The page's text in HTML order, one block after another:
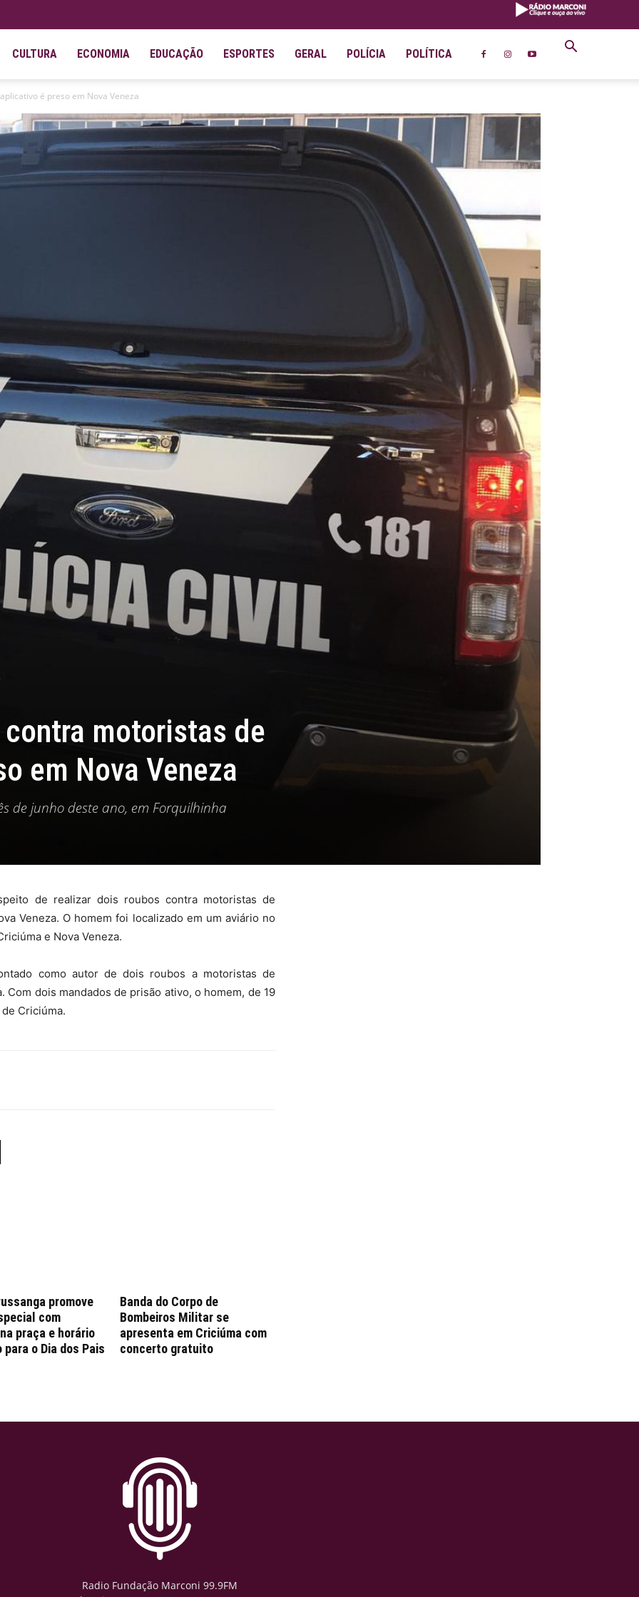
CULTURA ECONOMIA EDUCAÇÃO ESPORTES GERAL POLÍCIA POLÍTICA
é preso em Nova Veneza
motoristas de
em Nova Veneza
de junho deste ano, em Forquilhinha
de realizar dois roubos contra motoristas de
Veneza. O homem foi localizado em um aviário no
e Nova Veneza.
como autor de dois roubos a motoristas de
dois mandados de prisão ativo, o homem, de 19
Criciúma.
promove
com
praça e horário
o Dia dos Pais
Banda do Corpo de
Bombeiros Militar se
apresenta em Criciúma com
concerto gratuito
Radio Fundação Marconi 99.9FM